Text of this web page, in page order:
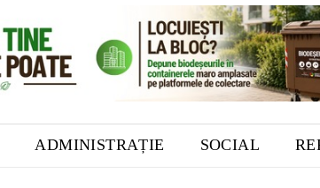
ADMINISTRAȚIE SOCIAL